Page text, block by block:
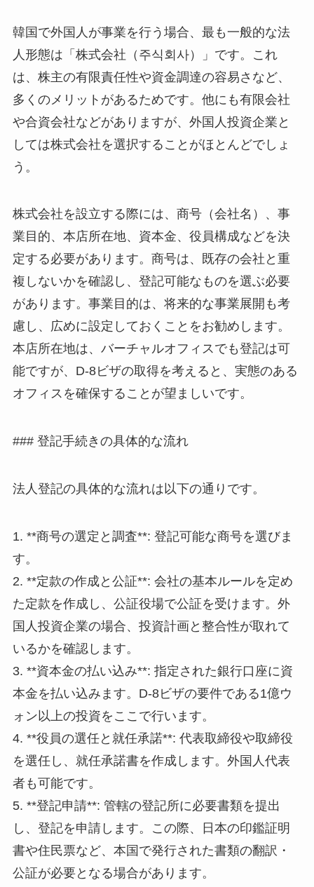
韓国で外国人が事業を行う場合、最も一般的な法
人形態は「株式会社（주식회사）」です。これ
は、株主の有限責任性や資金調達の容易さなど、
多くのメリットがあるためです。他にも有限会社
や合資会社などがありますが、外国人投資企業と
しては株式会社を選択することがほとんどでしょ
う。
株式会社を設立する際には、商号（会社名）、事
業目的、本店所在地、資本金、役員構成などを決
定する必要があります。商号は、既存の会社と重
複しないかを確認し、登記可能なものを選ぶ必要
があります。事業目的は、将来的な事業展開も考
慮し、広めに設定しておくことをお勧めします。
本店所在地は、バーチャルオフィスでも登記は可
能ですが、D-8ビザの取得を考えると、実態のある
オフィスを確保することが望ましいです。
### 登記手続きの具体的な流れ
法人登記の具体的な流れは以下の通りです。
1. **商号の選定と調査**: 登記可能な商号を選びま
す。
2. **定款の作成と公証**: 会社の基本ルールを定め
た定款を作成し、公証役場で公証を受けます。外
国人投資企業の場合、投資計画と整合性が取れて
いるかを確認します。
3. **資本金の払い込み**: 指定された銀行口座に資
本金を払い込みます。D-8ビザの要件である1億ウ
ォン以上の投資をここで行います。
4. **役員の選任と就任承諾**: 代表取締役や取締役
を選任し、就任承諾書を作成します。外国人代表
者も可能です。
5. **登記申請**: 管轄の登記所に必要書類を提出
し、登記を申請します。この際、日本の印鑑証明
書や住民票など、本国で発行された書類の翻訳・
公証が必要となる場合があります。